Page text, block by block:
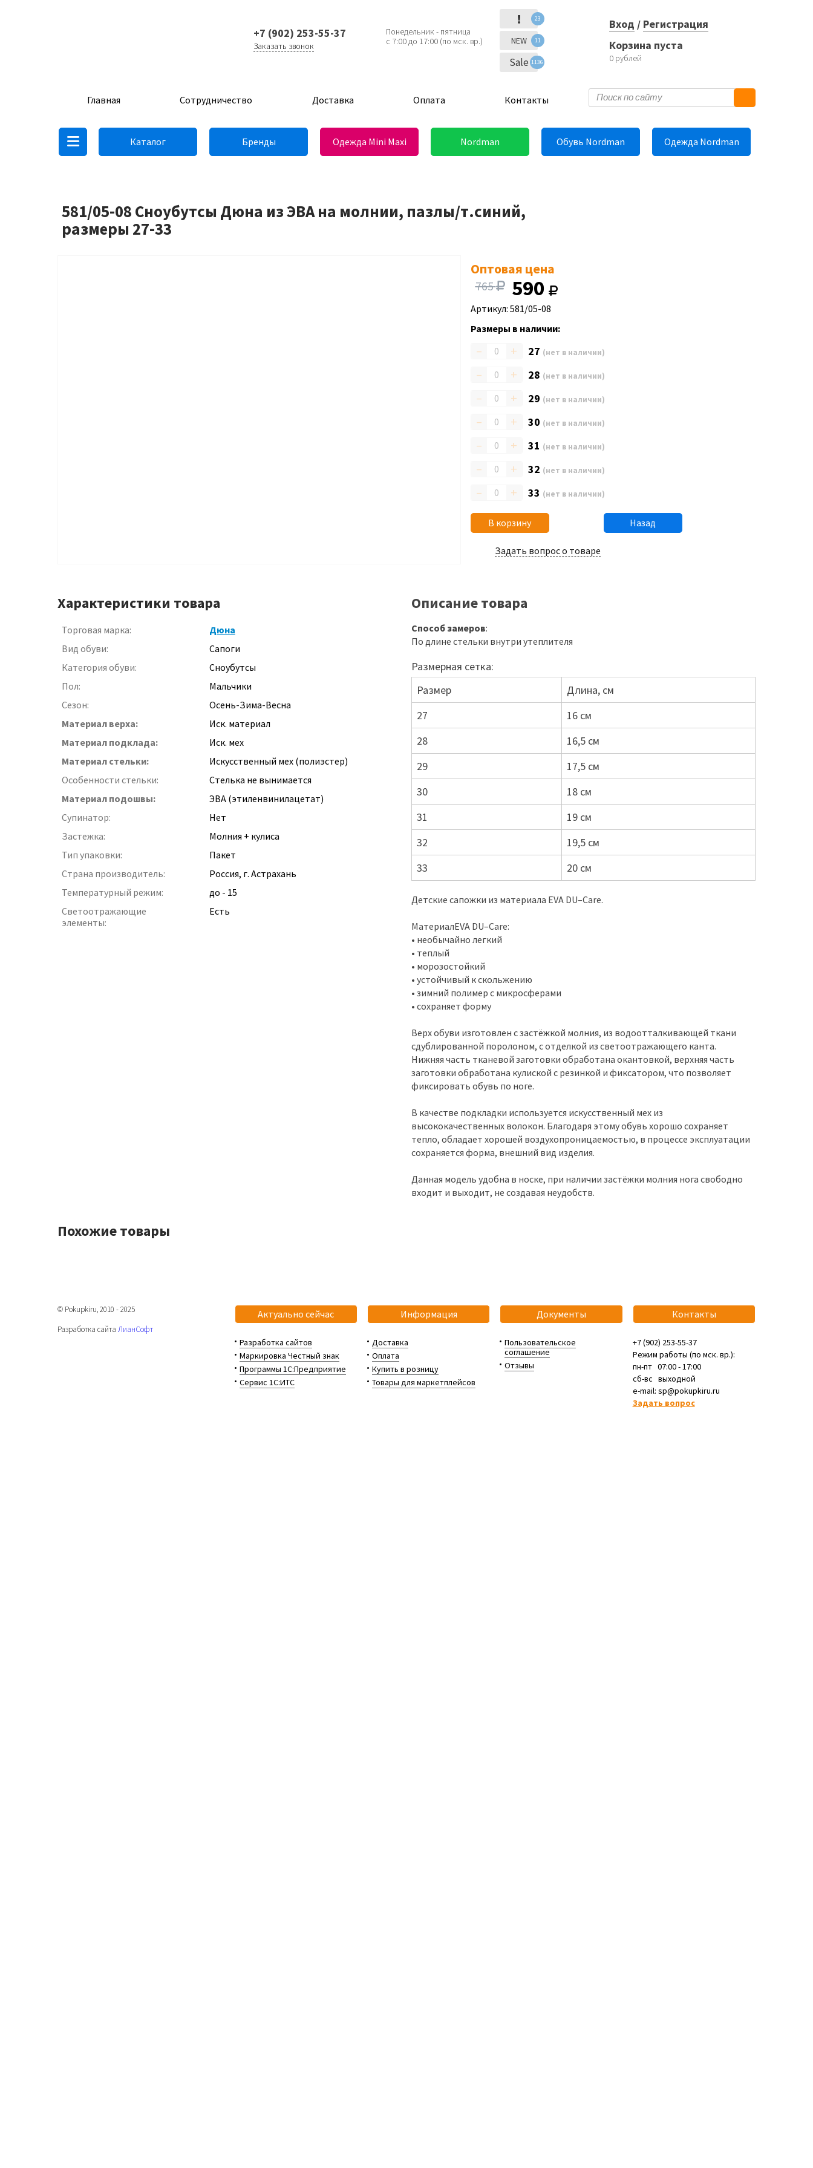
+7 (902) 253-55-37
Заказать звонок
Понедельник - пятница
с 7:00 до 17:00 (по мск. вр.)
! 23
NEW 11
Sale 1136
Вход / Регистрация
Корзина пуста
0 рублей
Главная Сотрудничество Доставка Оплата Контакты
Каталог Бренды Одежда Mini Maxi Nordman Обувь Nordman Одежда Nordman
581/05-08 Сноубутсы Дюна из ЭВА на молнии, пазлы/т.синий,
размеры 27-33
Оптовая цена
765 590
Артикул: 581/05-08
Размеры в наличии:
– + 27 (нет в наличии)
– + 28 (нет в наличии)
– + 29 (нет в наличии)
– + 30 (нет в наличии)
– + 31 (нет в наличии)
– + 32 (нет в наличии)
– + 33 (нет в наличии)
В корзину Назад
Задать вопрос о товаре
Характеристики товара
Торговая марка:
Дюна
Вид обуви:
Сапоги
Категория обуви:
Сноубутсы
Пол:
Мальчики
Сезон:
Осень-Зима-Весна
Материал верха:
Иск. материал
Материал подклада:
Иск. мех
Материал стельки:
Искусственный мех (полиэстер)
Особенности стельки:
Стелька не вынимается
Материал подошвы:
ЭВА (этиленвинилацетат)
Супинатор:
Нет
Застежка:
Молния + кулиса
Тип упаковки:
Пакет
Страна производитель:
Россия, г. Астрахань
Температурный режим:
до - 15
Светоотражающие
элементы:
Есть
Описание товара
Способ замеров:
По длине стельки внутри утеплителя
Размерная сетка:
Размер
Длина, см
27
16 см
28
16,5 см
29
17,5 см
30
18 см
31
19 см
32
19,5 см
33
20 см
Детские сапожки из материала EVA DU–Care.
МатериалEVA DU–Care:
• необычайно легкий
• теплый
• морозостойкий
• устойчивый к скольжению
• зимний полимер с микросферами
• сохраняет форму
Верх обуви изготовлен с застёжкой молния, из водоотталкивающей ткани
сдублированной поролоном, с отделкой из светоотражающего канта.
Нижняя часть тканевой заготовки обработана окантовкой, верхняя часть
заготовки обработана кулиской с резинкой и фиксатором, что позволяет
фиксировать обувь по ноге.
В качестве подкладки используется искусственный мех из
высококачественных волокон. Благодаря этому обувь хорошо сохраняет
тепло, обладает хорошей воздухопроницаемостью, в процессе эксплуатации
сохраняется форма, внешний вид изделия.
Данная модель удобна в носке, при наличии застёжки молния нога свободно
входит и выходит, не создавая неудобств.
Похожие товары
Актуально сейчас
Разработка сайтов
Маркировка Честный знак
Программы 1С:Предприятие
Сервис 1С:ИТС
Информация
Доставка
Оплата
Купить в розницу
Товары для маркетплейсов
Документы
Пользовательское
соглашение
Отзывы
Контакты
+7 (902) 253-55-37
Режим работы (по мск. вр.):
пн-пт 07:00 - 17:00
сб-вс выходной
e-mail: sp@pokupkiru.ru
Задать вопрос
© Pokupkiru, 2010 - 2025
Разработка сайта ЛианСофт